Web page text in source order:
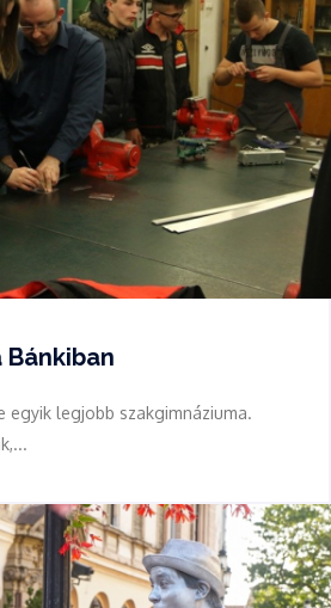
Bánkiban
egyik legjobb szakgimnáziuma.